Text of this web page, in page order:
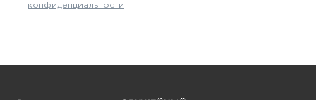
конфиденциальности